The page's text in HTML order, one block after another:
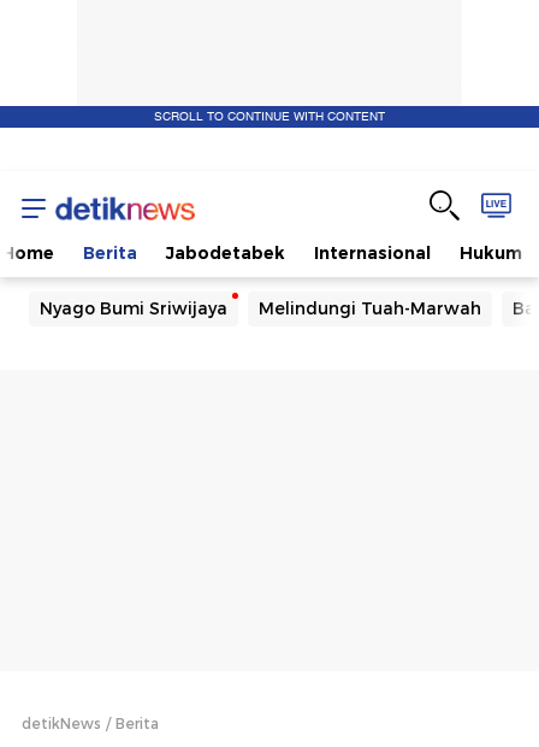
SCROLL TO CONTINUE WITH CONTENT
Home Berita Jabodetabek Internasional Hukum
Nyago Bumi Sriwijaya Melindungi Tuah-Marwah
detikNews Berita